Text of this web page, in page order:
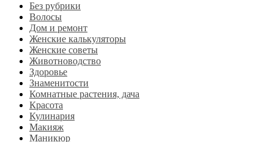
Без рубрики
Волосы
Дом и ремонт
Женские калькуляторы
Женские советы
Животноводство
Здоровье
Знаменитости
Комнатные растения, дача
Красота
Кулинария
Макияж
Маникюр